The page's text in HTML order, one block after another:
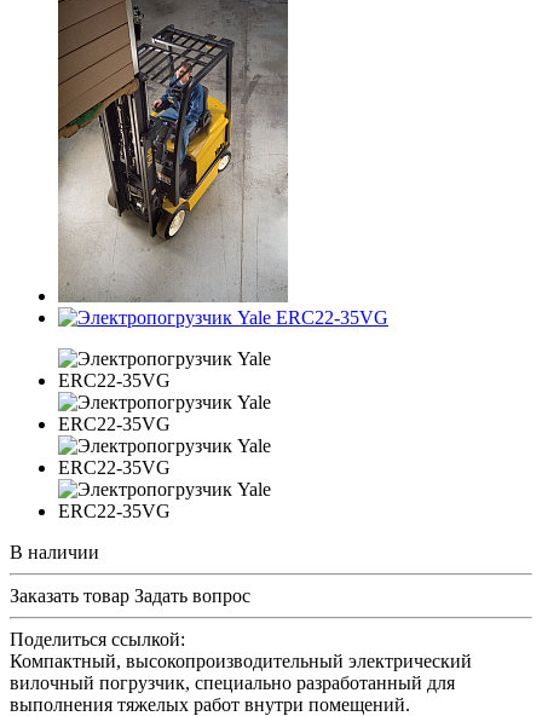
В наличии
Заказать товар Задать вопрос
Поделиться ссылкой:
Компактный, высокопроизводительный электрический
вилочный погрузчик, специально разработанный для
выполнения тяжелых работ внутри помещений.